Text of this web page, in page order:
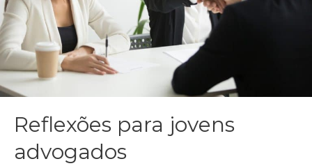
Reflexões para jovens
advogados